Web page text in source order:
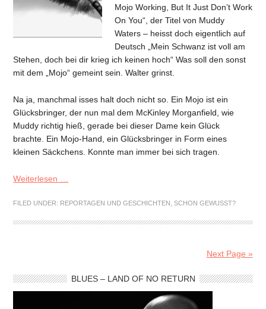
Mojo Working, But It Just Don’t Work
On You“, der Titel von Muddy
Waters – heisst doch eigentlich auf
Deutsch „Mein Schwanz ist voll am
Stehen, doch bei dir krieg ich keinen hoch“ Was soll den sonst
mit dem „Mojo“ gemeint sein. Walter grinst.
Na ja, manchmal isses halt doch nicht so. Ein Mojo ist ein
Glücksbringer, der nun mal dem McKinley Morganfield, wie
Muddy richtig hieß, gerade bei dieser Dame kein Glück
brachte. Ein Mojo-Hand, ein Glücksbringer in Form eines
kleinen Säckchens. Konnte man immer bei sich tragen.
Weiterlesen …
FILED UNDER: REPORTAGEN UND GESCHICHTEN ,SCHON GEWUSST?
Next Page »
BLUES – LAND OF NO RETURN